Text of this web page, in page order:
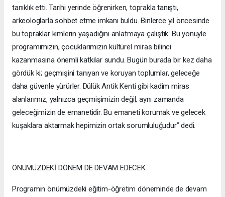
tanıklık etti. Tarihi yerinde öğrenirken, toprakla tanıştı,
arkeologlarla sohbet etme imkanı buldu. Binlerce yıl öncesinde
bu topraklar kimlerin yaşadığını anlatmaya çalıştık. Bu yönüyle
programımızın, çocuklarımızın kültürel miras bilinci
kazanmasına önemli katkılar sundu. Bugün burada bir kez daha
gördük ki; geçmişini tanıyan ve koruyan toplumlar, geleceğe
daha güvenle yürürler. Dülük Antik Kenti gibi kadim miras
alanlarımız, yalnızca geçmişimizin değil, aynı zamanda
geleceğimizin de emanetidir. Bu emaneti korumak ve gelecek
kuşaklara aktarmak hepimizin ortak sorumluluğudur” dedi.
ÖNÜMÜZDEKİ DÖNEM DE DEVAM EDECEK
Programın önümüzdeki eğitim-öğretim döneminde de devam